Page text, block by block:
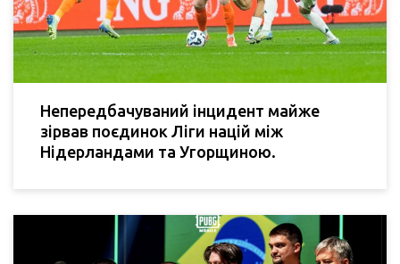
Непередбачуваний інцидент майже
зірвав поєдинок Ліги націй між
Нідерландами та Угорщиною.